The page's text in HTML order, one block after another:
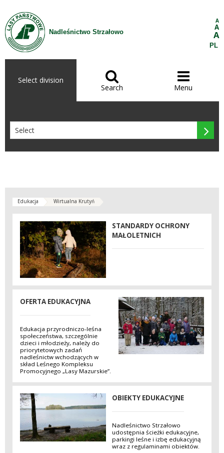
Skip to Content
Nadleśnictwo Strzałowo
A
A
A
PL
Select division 
Search

Menu

Edukacja Wirtualna Krutyń
STANDARDY OCHRONY
MAŁOLETNICH
OFERTA EDUKACYJNA
Edukacja przyrodniczo-leśna
społeczeństwa, szczególnie
dzieci i młodzieży, należy do
priorytetowych zadań
nadleśnictw wchodzących w
skład Leśnego Kompleksu
Promocyjnego „Lasy Mazurskie”.
OBIEKTY EDUKACYJNE
Nadleśnictwo Strzałowo
udostępnia ścieżki edukacyjne,
parkingi leśne i izbę edukacyjną
wraz z regulaminami obiektów.